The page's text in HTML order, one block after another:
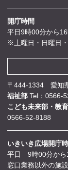
開庁時間
平日9時00分から
※土曜日・日曜日
〒444-1334 愛知
福祉部 Tel：0566-
こども未来部・教
0566-52-8188
いきいき広場開庁
平日 9時00分から
窓口業務以外の施